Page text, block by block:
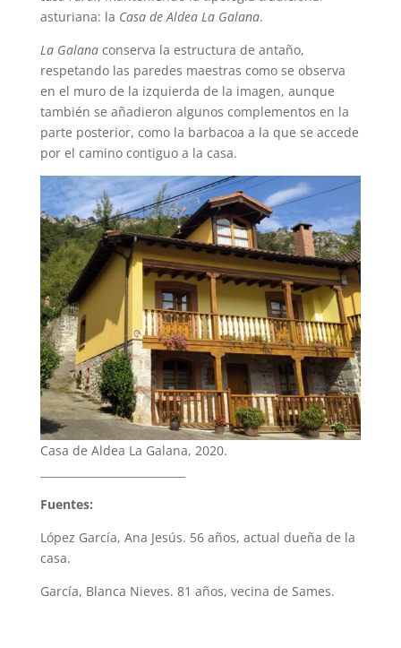
asturiana: la Casa de Aldea La Galana.
La Galana conserva la estructura de antaño,
respetando las paredes maestras como se observa
en el muro de la izquierda de la imagen, aunque
también se añadieron algunos complementos en la
parte posterior, como la barbacoa a la que se accede
por el camino contiguo a la casa.
Casa de Aldea La Galana, 2020.
Fuentes:
López García, Ana Jesús. 56 años, actual dueña de la
casa.
García, Blanca Nieves. 81 años, vecina de Sames.